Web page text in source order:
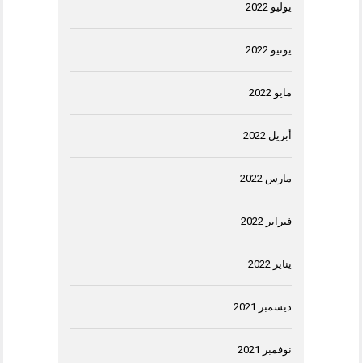
يوليو 2022
يونيو 2022
مايو 2022
أبريل 2022
مارس 2022
فبراير 2022
يناير 2022
ديسمبر 2021
نوفمبر 2021